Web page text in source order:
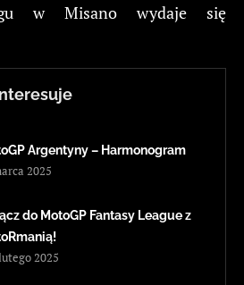
w Misano wydaje się
Argentyny – Harmonogram
2025
do MotoGP Fantasy League z
2025